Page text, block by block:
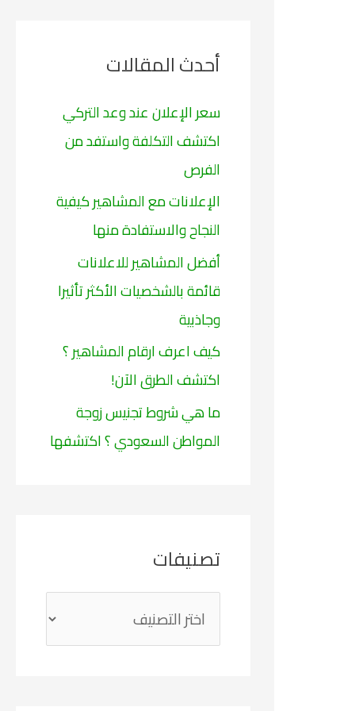
ع
:
أحدث المقالات
سعر الإعلان عند وعد التركي
اكتشف التكلفة واستفد من
الفرص
الإعلانات مع المشاهير كيفية
النجاح والاستفادة منها
أفضل المشاهير للاعلانات
قائمة بالشخصيات الأكثر تأثيرا
وجاذبية
كيف اعرف ارقام المشاهير ؟
اكتشف الطرق الآن!
ما هي شروط تجنيس زوجة
المواطن السعودي ؟ اكتشفها
تصنيفات